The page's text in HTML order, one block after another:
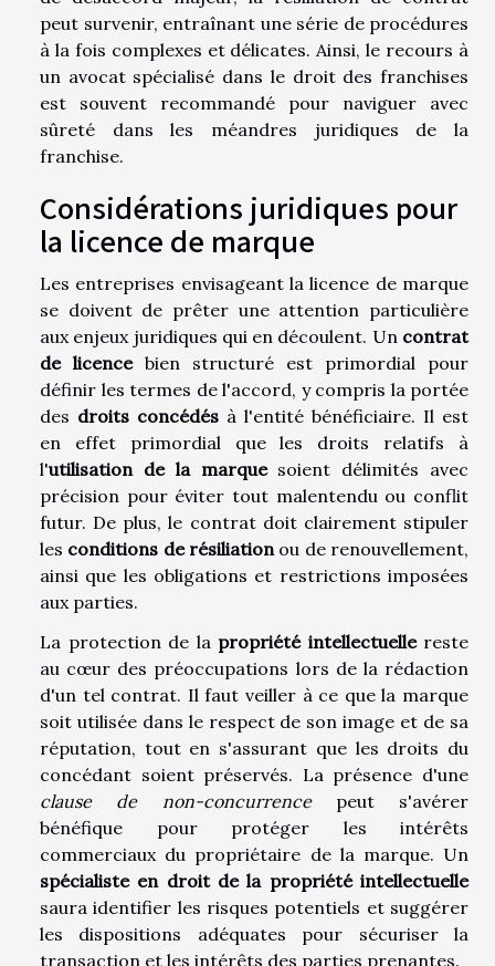
peut survenir, entraînant une série de procédures
à la fois complexes et délicates. Ainsi, le recours à
un avocat spécialisé dans le droit des franchises
est souvent recommandé pour naviguer avec
sûreté dans les méandres juridiques de la
franchise.
Considérations juridiques pour
la licence de marque
Les entreprises envisageant la licence de marque
se doivent de prêter une attention particulière
aux enjeux juridiques qui en découlent. Un contrat
de licencebien structuré est primordial pour
définir les termes de l'accord, y compris la portée
des droits concédés à l'entité bénéficiaire. Il est
en effet primordial que les droits relatifs à
l'utilisation de la marquesoient délimités avec
précision pour éviter tout malentendu ou conflit
futur. De plus, le contrat doit clairement stipuler
les conditions de résiliation ou de renouvellement,
ainsi que les obligations et restrictions imposées
aux parties.
La protection de la propriété intellectuellereste
au cœur des préoccupations lors de la rédaction
d'un tel contrat. Il faut veiller à ce que la marque
soit utilisée dans le respect de son image et de sa
réputation, tout en s'assurant que les droits du
concédant soient préservés. La présence d'une
clause de non-concurrencepeut s'avérer
bénéfique pour protéger les intérêts
commerciaux du propriétaire de la marque. Un
spécialiste en droit de la propriété intellectuelle
saura identifier les risques potentiels et suggérer
les dispositions adéquates pour sécuriser la
transaction et les intérêts des parties prenantes.